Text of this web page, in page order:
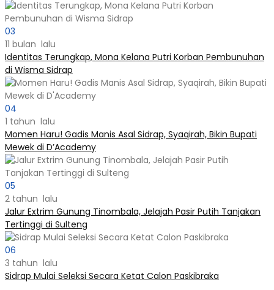
03
11 bulan lalu
Identitas Terungkap, Mona Kelana Putri Korban Pembunuhan
di Wisma Sidrap
04
1 tahun lalu
Momen Haru! Gadis Manis Asal Sidrap, Syaqirah, Bikin Bupati
Mewek di D’Academy​
05
2 tahun lalu
Jalur Extrim Gunung Tinombala, Jelajah Pasir Putih Tanjakan
Tertinggi di Sulteng
06
3 tahun lalu
Sidrap Mulai Seleksi Secara Ketat Calon Paskibraka